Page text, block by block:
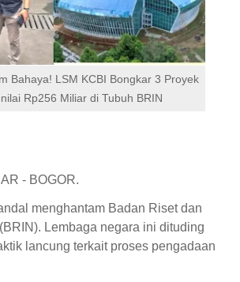
Bahaya! LSM KCBI Bongkar 3 Proyek
Rp256 Miliar di Tubuh BRIN
- BOGOR.
menghantam Badan Riset dan
Lembaga negara ini dituding
lancung terkait proses pengadaan